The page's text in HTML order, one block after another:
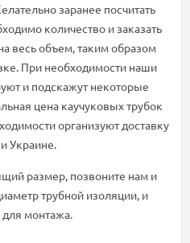
заранее посчитать
количество и заказать
весь объем, таким образом
При необходимости наши
и подскажут некоторые
цена каучуковых трубок
организуют доставку
Украине.
размер, позвоните нам и
трубной изоляции, и
монтажа.